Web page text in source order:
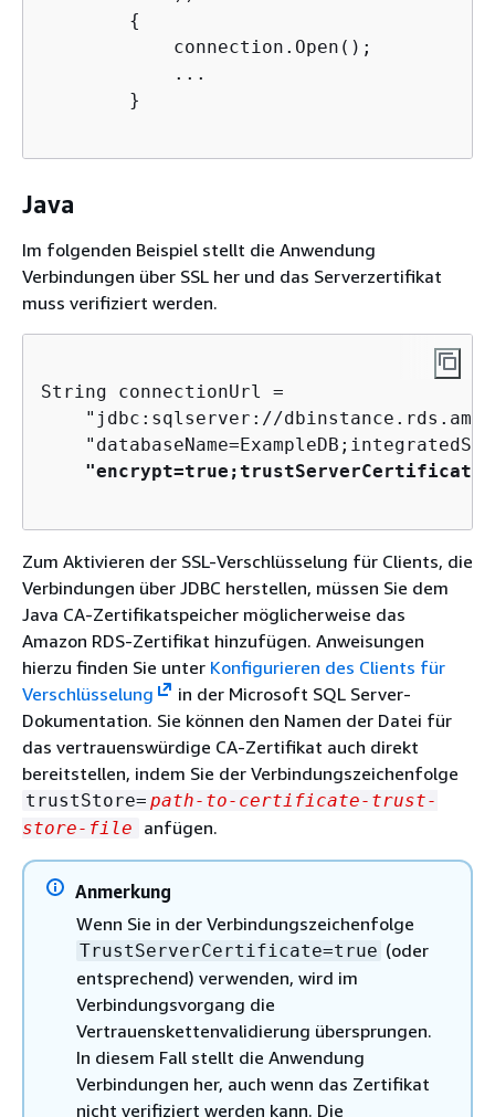
{
            connection.Open();
            ...
        }
Java
Im folgenden Beispiel stellt die Anwendung
Verbindungen über SSL her und das Serverzertifikat
muss verifiziert werden.
String connectionUrl =
"jdbc:sqlserver://
Zum Aktivieren der SSL-Verschlüsselung für Clients, die
Verbindungen über JDBC herstellen, müssen Sie dem
Java CA-Zertifikatspeicher möglicherweise das
Amazon RDS-Zertifikat hinzufügen. Anweisungen
hierzu finden Sie unter Konfigurieren des Clients für
Verschlüsselung
in der Microsoft SQL Server-
Dokumentation. Sie können den Namen der Datei für
das vertrauenswürdige CA-Zertifikat auch direkt
bereitstellen, indem Sie der Verbindungszeichenfolge
trustStore= path-to-certificate-trust-
store-file
anfügen.
Anmerkung
Wenn Sie in der Verbindungszeichenfolge
TrustServerCertificate=true (oder
entsprechend) verwenden, wird im
Verbindungsvorgang die
Vertrauenskettenvalidierung übersprungen.
In diesem Fall stellt die Anwendung
Verbindungen her, auch wenn das Zertifikat
nicht verifiziert werden kann. Die